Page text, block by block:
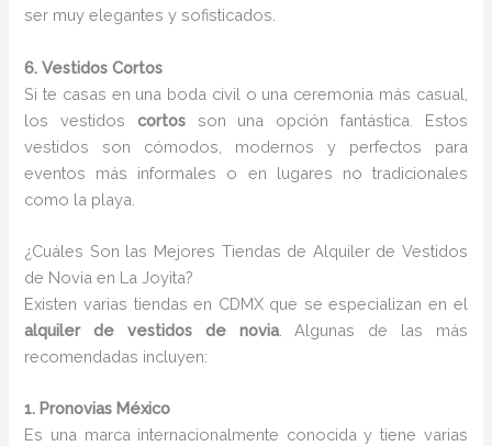
ser muy elegantes y sofisticados.
6. Vestidos Cortos
Si te casas en una boda civil o una ceremonia más casual,
los vestidos cortosson una opción fantástica. Estos
vestidos son cómodos, modernos y perfectos para
eventos más informales o en lugares no tradicionales
como la playa.
¿Cuáles Son las Mejores Tiendas de Alquiler de Vestidos
de Novia en La Joyita?
Existen varias tiendas en CDMX que se especializan en el
alquiler de vestidos de novia. Algunas de las más
recomendadas incluyen:
1. Pronovias México
Es una marca internacionalmente conocida y tiene varias